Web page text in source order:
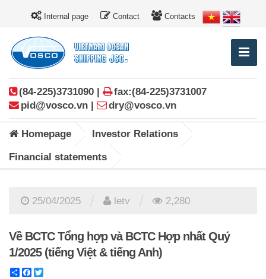
Internal page Contact Contacts
(84-225)3731090 |
fax:(84-225)3731007
pid@vosco.vn |
dry@vosco.vn
Homepage Investor Relations
Financial statements
25/04/2025 letv 2,280
Về BCTC Tổng hợp và BCTC Hợp nhất Quý
1/2025 (tiếng Việt & tiếng Anh)
ShareFacebook